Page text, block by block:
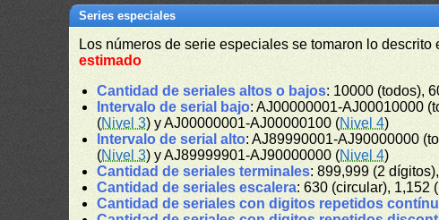
Series especiales
Los números de serie especiales se tomaron lo descrito
estimado
Cantidad de seriales altos o bajos: 10000 (todos),
Intervalo de serial bajo: AJ00000001-AJ00010000
(Nivel 3) y AJ00000001-AJ00000100 (Nivel 4)
Intervalo de serial alto: AJ89990001-AJ90000000
(Nivel 3) y AJ89999901-AJ90000000 (Nivel 4)
Cantidad de seriales terminales: 899,999 (2
Cantidad de seriales escalera: 630 (circular), 1,152
Cantidad de seriales con digitos repetidos